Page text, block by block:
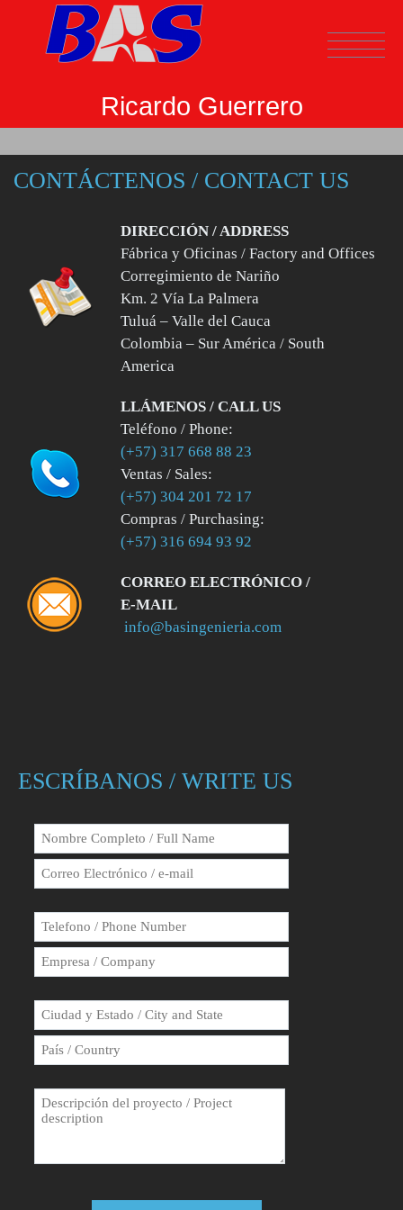
ESPAÑOL
Ricardo Guerrero
CONTÁCTENOS / CONTACT US
DIRECCIÓN / ADDRESS
Fábrica y Oficinas / Factory and Offices
Corregimiento de Nariño
Km. 2 Vía La Palmera
Tuluá – Valle del Cauca
Colombia – Sur América / South
America
LLÁMENOS / CALL US
Teléfono / Phone:
(+57) 317 668 88 23
Ventas / Sales:
(+57) 304 201 72 17
Compras / Purchasing:
(+57) 316 694 93 92
CORREO ELECTRÓNICO /
E-MAIL
info@basingenieria.com
ESCRÍBANOS / WRITE US